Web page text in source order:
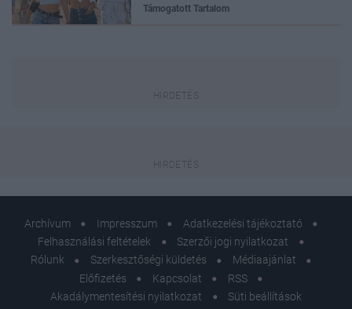
Támogatott Tartalom
Archívum Impresszum
Adatkezelési tájékoztató
Felhasználási feltételek
Szerzői jogi nyilatkozat
Rólunk
Szerkesztőségi küldetés
Médiaajánlat
Előfizetés
Kapcsolat
RSS
Akadálymentesítési nyilatkozat
Süti beállítások